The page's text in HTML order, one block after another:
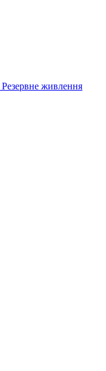
Резервне живлення